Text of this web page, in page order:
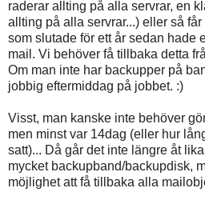
raderar allting på alla servrar, en
allting på alla servrar...) eller så
som slutade för ett år sedan hade
mail. Vi behöver få tillbaka detta
Om man inte har backupper på
jobbig eftermiddag på jobbet. :)
Visst, man kanske inte behöver
men minst var 14dag (eller hur
satt)... Då går det inte längre åt lika
mycket backupband/backupdisk,
möjlighet att få tillbaka alla